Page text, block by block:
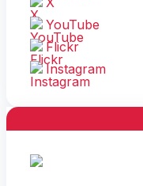
YouTube
Flickr
Instagram